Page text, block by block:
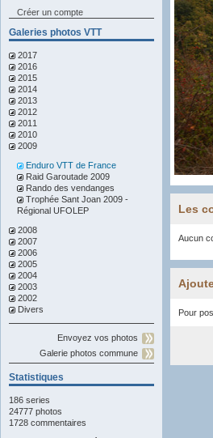
Créer un compte
Galeries photos VTT
2017
2016
2015
2014
2013
2012
2011
2010
2009
Enduro VTT de France
Raid Garoutade 2009
Rando des vendanges
Trophée Sant Joan 2009 -
Régional UFOLEP
2008
2007
2006
2005
2004
2003
2002
Divers
Envoyez vos photos
Galerie photos commune
Statistiques
186 series
24777 photos
1728 commentaires
Les
Aucun
Pour